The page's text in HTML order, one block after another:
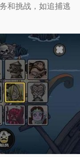
和挑战，如追捕逃